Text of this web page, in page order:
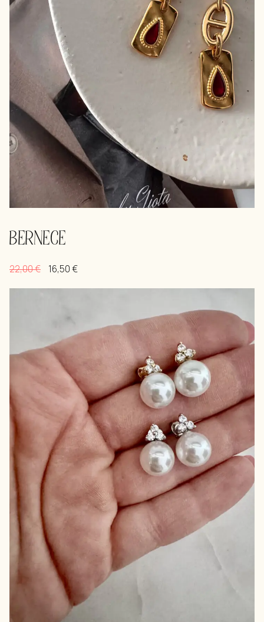
BERNECE
22,00€ 16,50€